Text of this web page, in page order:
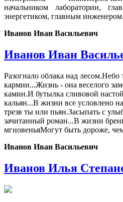
начальником лаборатории,
энергетиком, главным инженером.
Иванов Иван Васильевич
Иванов Иван
Разогнало облака над лесом.Небо
кармин...Жизнь - она веселого
камин.И бутылка сливовой
кальян...В жизни все условлено
трезв ты или пьян.Засыпать с
зачитанный роман...В жизни
мгновеньяМогут быть дороже,
Иванов Иван Васильевич
Иванов Илья